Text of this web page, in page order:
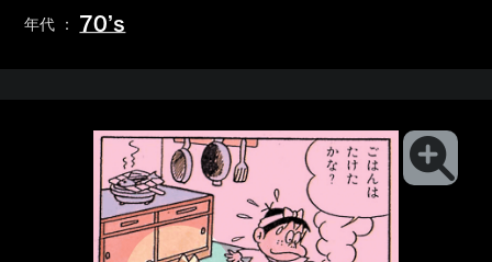
年代 ： 70’s